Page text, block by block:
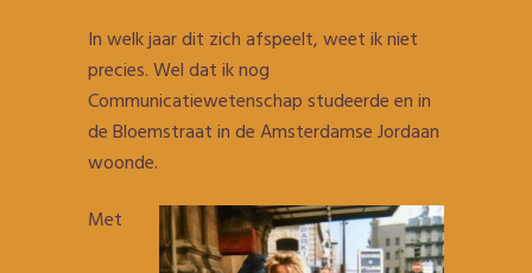
In welk jaar dit zich afspeelt, weet ik niet
precies. Wel dat ik nog
Communicatiewetenschap studeerde en in
de Bloemstraat in de Amsterdamse Jordaan
woonde.
Met